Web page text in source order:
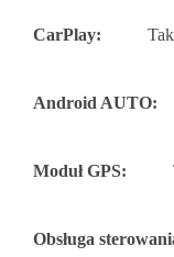
CarPlay: Tak
Android AUTO:
Moduł GPS:
Obsługa